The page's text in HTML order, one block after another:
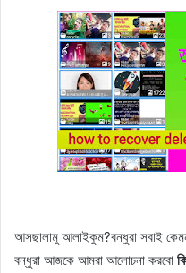
আসছালামু আলাইকুম?বন্ধুরা সবাই
বন্ধুরা আজকে আমরা আলোচনা করবো